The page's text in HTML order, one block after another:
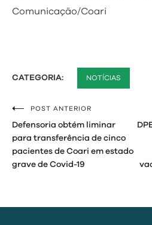
Comunicação/Coari
CATEGORIA: NOTÍCIAS
Navegação
de
Post
POST ANTERIOR
Defensoria obtém liminar
para transferência de cinco
pacientes de Coari em estado
grave de Covid-19